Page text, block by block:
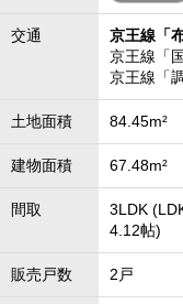
交通
京王線「
京王線「
京王線「
土地面積 84.45m²
建物面積 67.48m²
間取
3LDK
4.12帖)
販売戸数 2戸